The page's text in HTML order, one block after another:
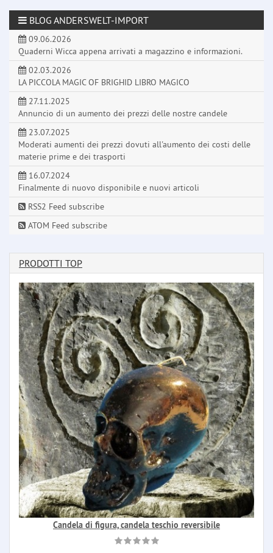
BLOG ANDERSWELT-IMPORT
09.06.2026
Quaderni Wicca appena arrivati a magazzino e informazioni.
02.03.2026
LA PICCOLA MAGIC OF BRIGHID LIBRO MAGICO
27.11.2025
Annuncio di un aumento dei prezzi delle nostre candele
23.07.2025
Moderati aumenti dei prezzi dovuti all'aumento dei costi delle
materie prime e dei trasporti
16.07.2024
Finalmente di nuovo disponibile e nuovi articoli
RSS2 Feed subscribe
ATOM Feed subscribe
PRODOTTI TOP
Candela di figura, candela teschio reversibile